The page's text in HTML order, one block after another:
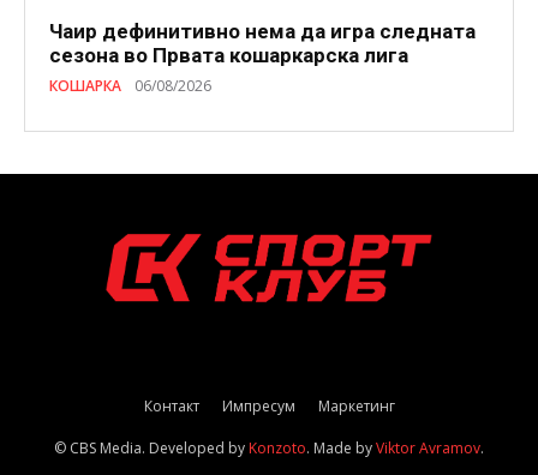
Чаир дефинитивно нема да игра следната
сезона во Првата кошаркарска лига
КОШАРКА 06/08/2026
Контакт Импресум Маркетинг
© CBS Media. Developed byKonzoto. Made byViktor Avramov.